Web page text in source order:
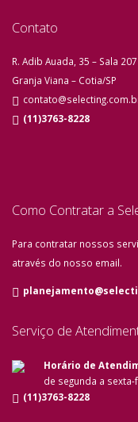
Contato
R. Adib Auada, 35 – Sala
Granja Viana – Cotia/SP
(11)3763-8228
Como Contratar a
Para contratar nossos
através do nosso email.
Serviço de
Horário de
de segunda a
(11)3763-8228